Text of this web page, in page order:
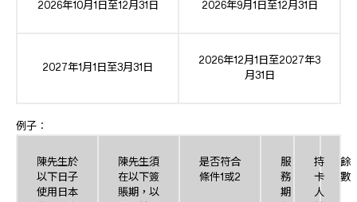
2026年10月1日至12月31日 2026年9月1日至12月31日
2027年1月1日至3月31日
2026年12月1日至2027年3
月31日
例子︰
陳先生於
以下日子
使用日本
陳先生須
在以下簽
賬期，以
是否符合
條件1或2
服
務
期
持
卡
人
餘
數